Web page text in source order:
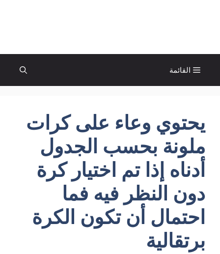
القائمة
يحتوي وعاء على كرات
ملونة بحسب الجدول
أدناه إذا تم اختيار كرة
دون النظر فيه فما
احتمال أن تكون الكرة
برتقالية